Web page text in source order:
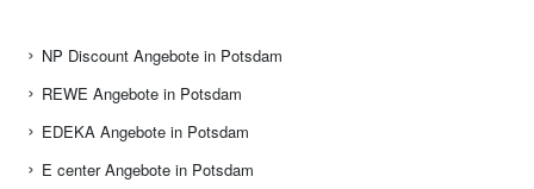
NP Discount Angebote in Potsdam
REWE Angebote in Potsdam
EDEKA Angebote in Potsdam
E center Angebote in Potsdam